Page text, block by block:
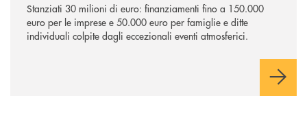
Stanziati 30 milioni di euro: finanziamenti fino a 150.000
euro per le imprese e 50.000 euro per famiglie e ditte
individuali colpite dagli eccezionali eventi atmosferici.